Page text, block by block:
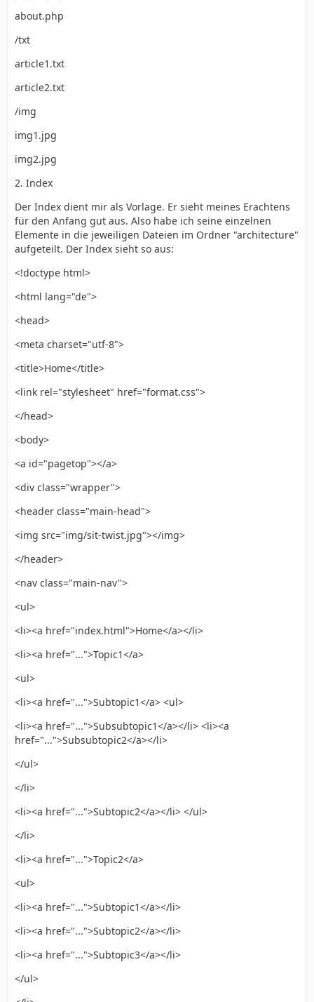
about.php
/txt
article1.txt
article2.txt
/img
img1.jpg
img2.jpg
2. Index
Der Index dient mir als Vorlage. Er sieht meines Erachtens
für den Anfang gut aus. Also habe ich seine einzelnen
Elemente in die jeweiligen Dateien im Ordner "architecture"
aufgeteilt. Der Index sieht so aus:
<!doctype html>
<html lang="de">
<head>
<meta charset="utf-8">
<title>Home</title>
<link rel="stylesheet" href="format.css">
</head>
<body>
<a id="pagetop"></a>
<div class="wrapper">
<header class="main-head">
<img src="img/sit-twist.jpg"></img>
</header>
<nav class="main-nav">
<ul>
<li><a href="index.html">Home</a></li>
<li><a href="...">Topic1</a>
<ul>
<li><a href="...">Subtopic1</a> <ul>
<li><a href="...">Subsubtopic1</a></li> <li><a
href="...">Subsubtopic2</a></li>
</ul>
</li>
<li><a href="...">Subtopic2</a></li> </ul>
</li>
<li><a href="...">Topic2</a>
<ul>
<li><a href="...">Subtopic1</a></li>
<li><a href="...">Subtopic2</a></li>
<li><a href="...">Subtopic3</a></li>
</ul>